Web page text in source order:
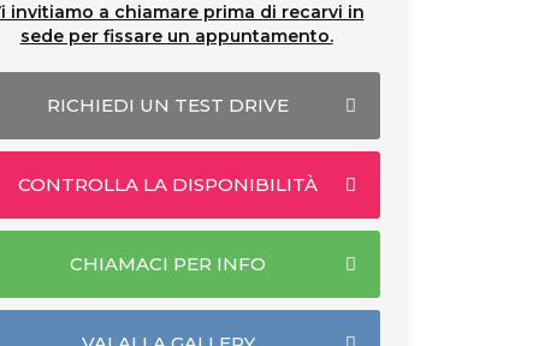
invitiamo a chiamare prima di recarvi in
sede per fissare un appuntamento.
RICHIEDI UN TEST DRIVE
CONTROLLA LA DISPONIBILITÀ
CHIAMACI PER INFO